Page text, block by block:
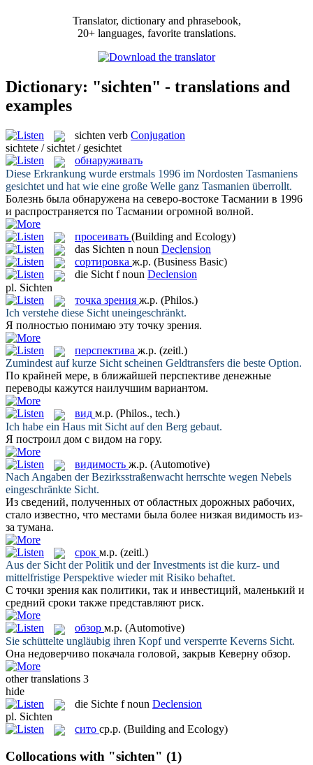
Translator, dictionary and phrasebook,
20+ languages, favorite translations.
Dictionary: "sichten" - translations and
examples
sichten verb Conjugation
sichtete / sichtet / gesichtet
обнаруживать
Diese Erkrankung wurde erstmals 1996 im Nordosten Tasmaniens
gesichtet und hat wie eine große Welle ganz Tasmanien überrollt.
Болезнь была обнаружена на северо-востоке Тасмании в 1996
и распространяется по Тасмании огромной волной.
просеивать (Building and Ecology)
das Sichten n noun Declension
сортировка ж.р. (Business Basic)
die Sicht f noun Declension
pl. Sichten
точка зрения ж.р. (Philos.)
Ich verstehe diese Sicht uneingeschränkt.
Я полностью понимаю эту точку зрения.
перспектива ж.р. (zeitl.)
Zumindest auf kurze Sichtscheinen Geldtransfers die beste Option.
По крайней мере, в ближайшей перспективе денежные
переводы кажутся наилучшим вариантом.
вид м.р. (Philos., tech.)
Ich habe ein Haus mit Sicht auf den Berg gebaut.
Я построил дом с видом на гору.
видимость ж.р. (Automotive)
Nach Angaben der Bezirksstraßenwacht herrschte wegen Nebels
eingeschränkte Sicht.
Из сведений, полученных от областных дорожных рабочих,
стало известно, что местами была более низкая видимость из-
за тумана.
срок м.р. (zeitl.)
Aus der Sichtder Politik und der Investments ist die kurz- und
mittelfristige Perspektive wieder mit Risiko behaftet.
С точки зрения как политики, так и инвестиций, маленький и
средний сроки также представляют риск.
обзор м.р. (Automotive)
Sie schüttelte ungläubig ihren Kopf und versperrte Keverns Sicht.
Она недоверчиво покачала головой, закрыв Кеверну обзор.
other translations 3
hide
die Sichte f noun Declension
pl. Sichten
сито ср.р. (Building and Ecology)
Collocations with "sichten" (1)